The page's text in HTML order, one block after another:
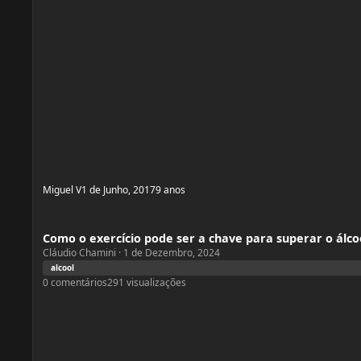
Miguel V1 de Junho, 20179 anos
Como o exercício pode ser a chave para superar o
Cláudio Chamini · 1 de Dezembro, 2024
alcool
0comentários291 visualizações